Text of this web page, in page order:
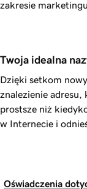
zakresie
Twoja idealna
Dzięki setkom
znalezienie adresu,
prostsze niż
w Internecie i
Oświadczenia